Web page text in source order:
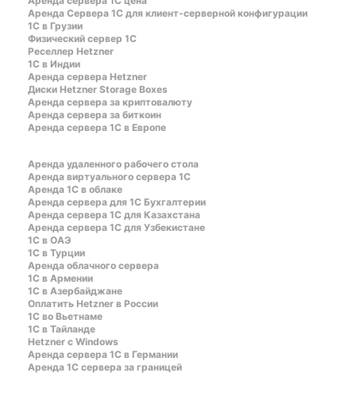
Aренда Сервера 1С для клиент-серверной конфигурации
1С в Грузии
Физический сервер 1С
Реселлер Hetzner
1С в Индии
Аренда сервера Hetzner
Диски Hetzner Storage Boxes
Аренда сервера за криптовалюту
Аренда сервера за биткоин
Аренда сервера 1С в Европе
Аренда удаленного рабочего стола
Аренда виртуального сервера 1С
Аренда 1С в облаке
Аренда сервера для 1С Бухгалтерии
Аренда сервера 1С для Казахстана
Аренда сервера 1С для Узбекистане
1C в ОАЭ
1C в Турции
Аренда облачного сервера
1С в Армении
1С в Азербайджане
Оплатить Hetzner в России
1С во Вьетнаме
1С в Тайланде
Hetzner c Windows
Аренда сервера 1С в Германии
Аренда 1С сервера за границей